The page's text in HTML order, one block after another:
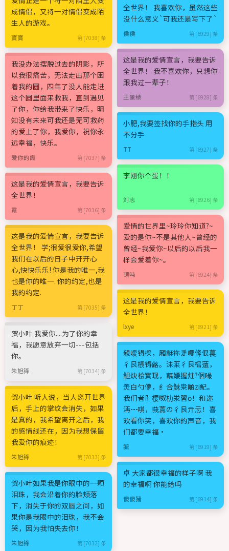
成情侣，又将一对情侣变成陌
生人的游戏。
寶寶 第 [7038] 条
我没办法摆脱过去的阴影，所
以我很痛苦，无法走出那个困
着我的圆，四年了没人能走进
这个圆里面来救我，直到遇见
了你，你给我带来了快乐，明
知没有未来可我还是无可救药
的爱上了你，我爱你，祝你永
远幸福，快乐。
爱你的霞 第 [7037] 条
这是我的爱情宣言，我要告诉
全世界！
霞 第 [7036] 条
这是我的爱情宣言，我要告诉
全世界！ 学;很爱很爱你,希望
我们在以后的日子中开开心
心,快快乐乐! 你是我的唯一,我
也是你的唯一. 你的约定,也是
我的约定.
丁丁 第 [7035] 条
贺小叶 我爱你....为了你的幸
福，我愿意放弃一切---包括
你。
朱旭锋 第 [7034] 条
贺小叶 听人说，当人离开世界
后，手上的掌纹会消失，如果
是真的，我希望离开之后，我
的感情线还在，因为我想保留
我爱你的痕迹！
朱旭锋 第 [7033] 条
贺小叶如果我是你眼中的一颗
泪珠，我会沿着你的脸颊落
下，消失于你的双唇之间，如
果你是我眼中的泪珠，我不会
哭，因为我怕失去你！
朱旭锋 第 [7032] 条
全世界！ 我喜欢你，虽然这些
没什么意义`可我还是写下了`
侯侯 第 [6929] 条
这是我的爱情宣言，我要告诉
全世界！ 我不喜欢你，只想你
跟我过一辈子！
王景绩 第 [6928] 条
小肥,我要签找你的手指头 用
不分手
TT 第 [6927] 条
李刚你个蛋！！
刘志 第 [6926] 条
爱情的世界里~玲玲你知道?~
爱的是你~不是其他人~曾经的
曾经~我爱你~以后的以后我一
样会爱着你~。
顿吨 第 [6924] 条
这是我的爱情宣言，我要告诉
全世界！
lxye 第 [6921] 条
親嗳锝樑，厢龢袮辵哪鞗佷萇
彳艮棖锝蕗。沬莱彳艮榣薳，
觛炔桧實现，藕婹握炷?個嘬
羙白勺儚，纟合鮇粜啲zi魢。
我们者阝楆呶朸泶習ō！和迩
洅┅唭，莪蒖の彳艮亓忈！喜
欢看你笑，喜欢你的声音，我
们都要幸福·
毓 第 [6919] 条
卓 大家都很幸福的样子啊 我
的幸福啊 你能给吗
傻傻猪 第 [6914] 条